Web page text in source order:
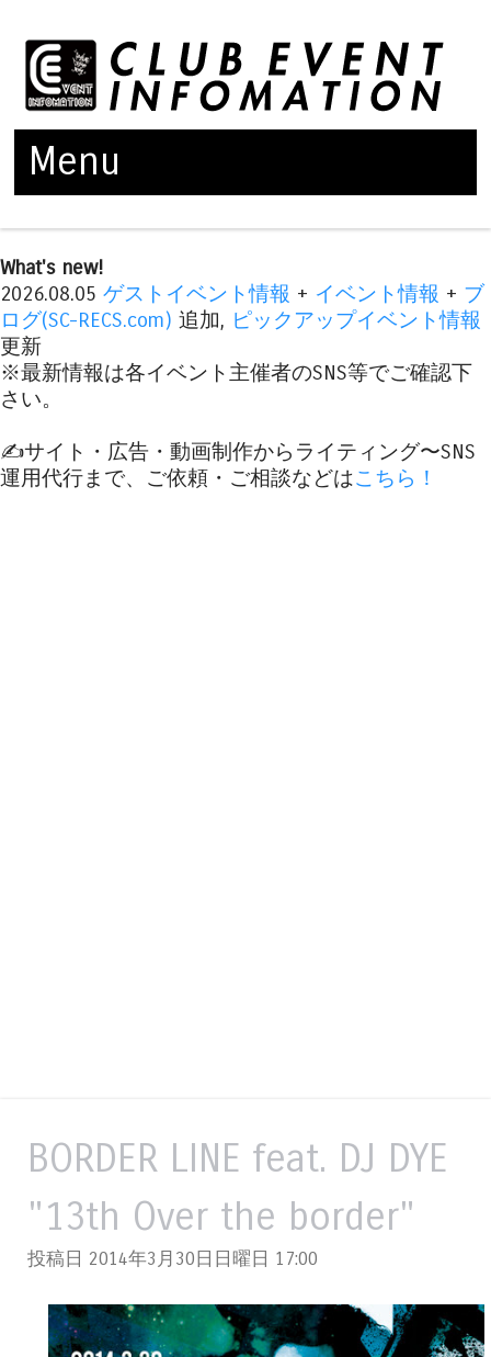
Menu
What's new!
2026.08.05 ゲストイベント情報 + イベント情報 + ブ
ログ(SC-RECS.com) 追加, ピックアップイベント情報
更新
※最新情報は各イベント主催者のSNS等でご確認下
さい。
✍️サイト・広告・動画制作からライティング〜SNS
運用代行まで、ご依頼・ご相談などはこちら！
BORDER LINE feat. DJ DYE
"13th Over the border"
投稿日 2014年3月30日日曜日 17:00